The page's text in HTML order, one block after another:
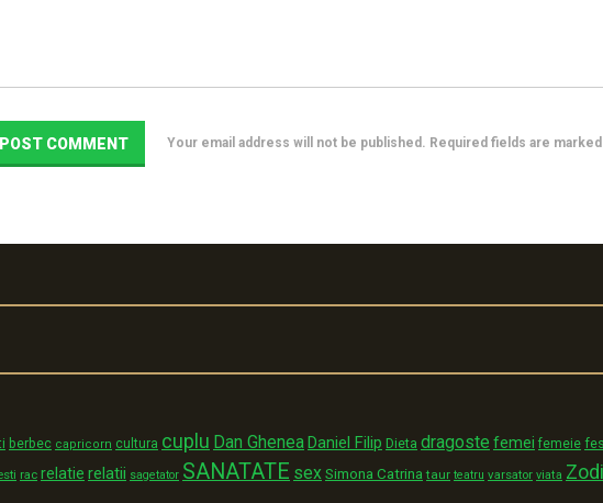
Your email address will not be published. Required fields are marked
berbec capricorn cultura cuplu Dan GheneaDaniel Filip Dieta dragoste femei femeie
rac relatie relatii sagetator SANATATE sexSimona Catrina taur teatru varsator viata